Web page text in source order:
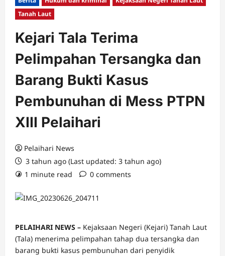
Tanah Laut
Kejari Tala Terima
Pelimpahan Tersangka dan
Barang Bukti Kasus
Pembunuhan di Mess PTPN
XIII Pelaihari
Pelaihari News
3 tahun ago (Last updated: 3 tahun ago)
1 minute read
0 comments
PELAIHARI NEWS – Kejaksaan Negeri (Kejari) Tanah Laut
(Tala) menerima pelimpahan tahap dua tersangka dan
barang bukti kasus pembunuhan dari penyidik